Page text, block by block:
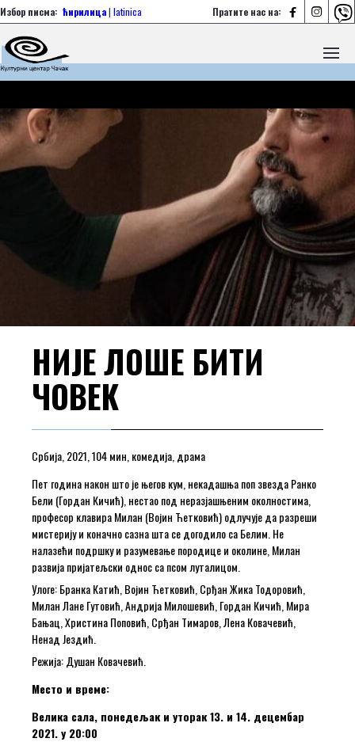
Пратите нас на:   
Избор писма: ћирилица| latinica
НИЈЕ ЛОШЕ БИТИ
ЧОВЕК
Србија, 2021, 104 мин, комедија, драма
Пет година након што је његов кум, некадашња поп звезда Ранко
Бели (Гордан Кичић), нестао под неразјашњеним околностима,
професор клавира Милан (Војин Ћетковић) одлучује да разреши
мистерију и коначно сазна шта се догодило са Белим. Не
налазећи подршку и разумевање породице и околине, Милан
развија пријатељски однос са псом луталицом.
Улоге: Бранка Катић, Војин Ћетковић, Срђан Жика Тодоровић,
Милан Лане Гутовић, Андрија Милошевић, Гордан Кичић, Мира
Бањац, Христина Поповић, Срђан Тимаров, Лена Ковачевић,
Ненад Јездић.
Режија: Душан Ковачевић.
Место и време:
Велика сала, понедељак и уторак 13. и 14. децембар
2021. у 20:00